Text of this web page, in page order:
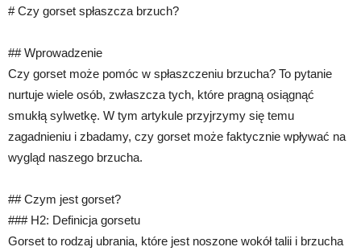
# Czy gorset spłaszcza brzuch?
## Wprowadzenie
Czy gorset może pomóc w spłaszczeniu brzucha? To pytanie
nurtuje wiele osób, zwłaszcza tych, które pragną osiągnąć
smukłą sylwetkę. W tym artykule przyjrzymy się temu
zagadnieniu i zbadamy, czy gorset może faktycznie wpływać na
wygląd naszego brzucha.
## Czym jest gorset?
### H2: Definicja gorsetu
Gorset to rodzaj ubrania, które jest noszone wokół talii i brzucha